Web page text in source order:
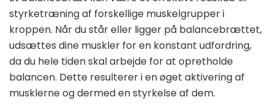
styrketræning af forskellige muskelgrupper i
kroppen. Når du står eller ligger på balancebrættet,
udsættes dine muskler for en konstant udfordring,
da du hele tiden skal arbejde for at opretholde
balancen. Dette resulterer i en øget aktivering af
musklerne og dermed en styrkelse af dem.